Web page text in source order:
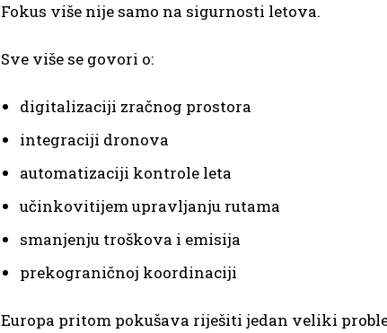
Fokus više nije samo na sigurnosti letova.
Sve više se govori o:
digitalizaciji zračnog prostora
integraciji dronova
automatizaciji kontrole leta
učinkovitijem upravljanju rutama
smanjenju troškova i emisija
prekograničnoj koordinaciji
Europa pritom pokušava riješiti jedan veliki